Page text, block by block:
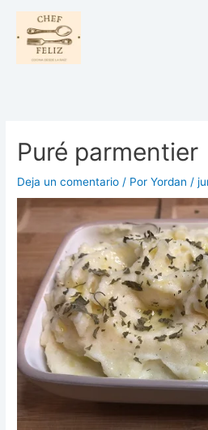
contenido
Puré parmentier
Deja un comentario / PorYordan/